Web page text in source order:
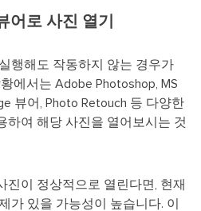
어로 사진 열기
행해도 작동하지 않는 경우가
에서는 Adobe Photoshop, MS
뷰어, Photo Retouch 등 다양한
하여 해당 사진을 열어보시는 것
진이 정상적으로 열린다면, 현재
가 있을 가능성이 높습니다. 이